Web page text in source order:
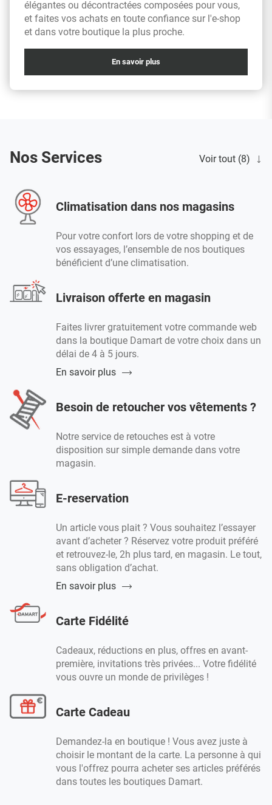
élégantes ou décontractées composées pour vous,
et faites vos achats en toute confiance sur l'e-shop
et dans votre boutique la plus proche.
En savoir plus
Nos Services Voir tout (8)
Climatisation dans nos magasins
Pour votre confort lors de votre shopping et de
vos essayages, l’ensemble de nos boutiques
bénéficient d’une climatisation.
Livraison offerte en magasin
Faites livrer gratuitement votre commande web
dans la boutique Damart de votre choix dans un
délai de 4 à 5 jours.
En savoir plus
Besoin de retoucher vos vêtements ?
Notre service de retouches est à votre
disposition sur simple demande dans votre
magasin.
E-reservation
Un article vous plait ? Vous souhaitez l’essayer
avant d’acheter ? Réservez votre produit préféré
et retrouvez-le, 2h plus tard, en magasin. Le tout,
sans obligation d’achat.
En savoir plus
Carte Fidélité
Cadeaux, réductions en plus, offres en avant-
première, invitations très privées... Votre fidélité
vous ouvre un monde de privilèges !
Carte Cadeau
Demandez-la en boutique ! Vous avez juste à
choisir le montant de la carte. La personne à qui
vous l'offrez pourra acheter ses articles préférés
dans toutes les boutiques Damart.